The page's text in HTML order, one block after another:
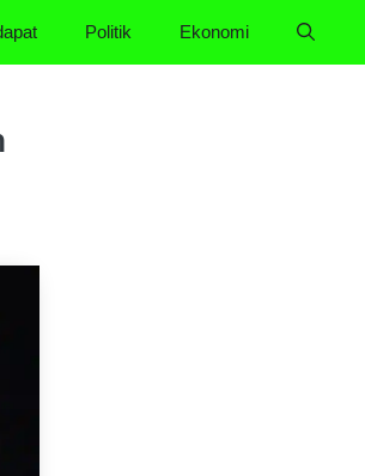
Politik Ekonomi